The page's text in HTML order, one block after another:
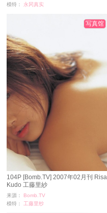
模特：
永冈真实
104P [Bomb.TV] 2007年02月刊 Risa
Kudo 工藤里紗
来源：
Bomb.TV
模特：
工藤里纱
写真馆